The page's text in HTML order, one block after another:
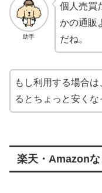
助手
個人売買
かの通販
だね。
もし利用する場合
るとちょっと安くな
楽天・Amazonな